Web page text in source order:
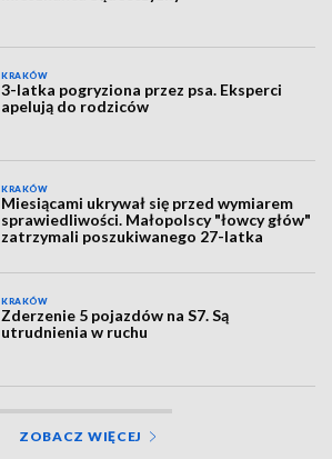
KRAKÓW
3-latka pogryziona przez psa. Eksperci
apelują do rodziców
KRAKÓW
Miesiącami ukrywał się przed wymiarem
sprawiedliwości. Małopolscy "łowcy głów"
zatrzymali poszukiwanego 27-latka
KRAKÓW
Zderzenie 5 pojazdów na S7. Są
utrudnienia w ruchu
ZOBACZ WIĘCEJ